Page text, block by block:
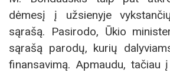
dėmesį į užsienyje
sąrašą. Pasirodo, Ūkio
sąrašą parodų, kurių
finansavimą. Apmaudu, tačiau